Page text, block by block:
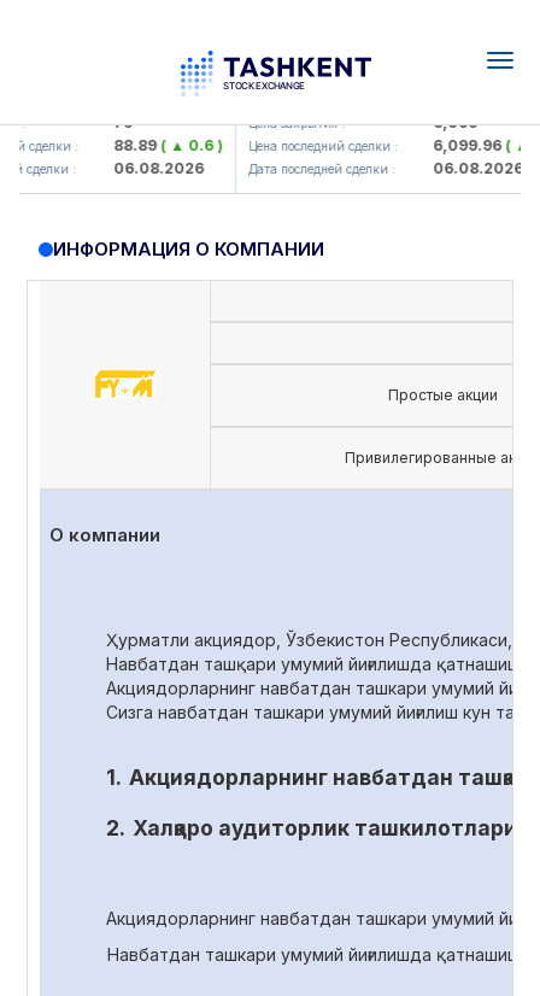
: 79
сделки : 88.89( ▲ 0.6 )
сделки : 06.08.2026
UZMK (<O'zmetkombinat> AJ)
Цена закрытия : 6,099
Цена последний сделки : 6,099.96( ▲
Дата последней сделки : 06.08.2026
ИНФОРМАЦИЯ О КОМПАНИИ
Простые акции
Привилегированные акции
О компании
Ҳурматли акциядор, Ўзбекистон Республикаси,
Навбатдан ташқари умумий йиғилишда қатнашиш
Акциядорларнинг навбатдан ташкари умумий
Сизга навбатдан ташкари умумий йиғилиш кун
1. Акциядорларнинг навбатдан
2. Халқаро аудиторлик ташкилотлари
Акциядорларнинг навбатдан ташкари умумий
Навбатдан ташкари умумий йиғилишда қатнашиш учун